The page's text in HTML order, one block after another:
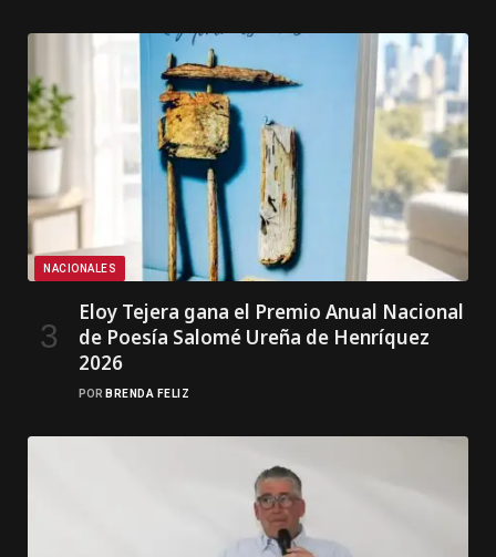
NACIONALES
Eloy Tejera gana el Premio Anual Nacional
de Poesía Salomé Ureña de Henríquez
2026
POR BRENDA FELIZ